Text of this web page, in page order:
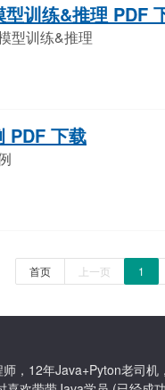
训练&推理 PDF
型训练&推理
PDF 下载
首页 上一页 1
，12年Java+Pyton老司